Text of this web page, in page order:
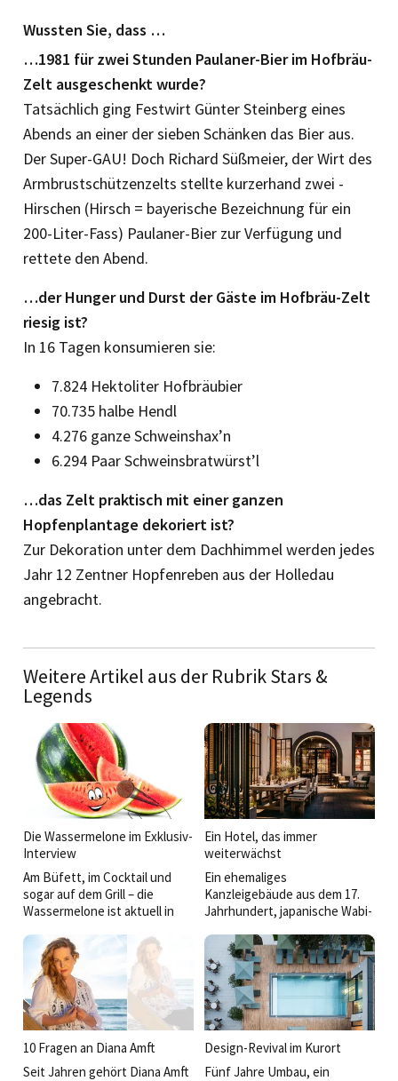
Wussten Sie, dass …
…1981 für zwei Stunden ­Paulaner-Bier im Hofbräu-
Zelt ausgeschenkt wurde?
Tatsächlich ging Festwirt Günter Steinberg eines
Abends an einer der sieben Schänken das Bier aus.
Der Super-GAU! Doch Richard Süßmeier, der Wirt des
Armbrustschützenzelts stellte kurzerhand zwei ­
Hirschen (Hirsch = bayerische Bezeichnung für ein
200-Liter-Fass) Paulaner-Bier zur Verfügung und
rettete den Abend.
…der Hunger und Durst der Gäste im Hofbräu-Zelt
riesig ist?
In 16 Tagen konsumieren sie:
7.824 Hektoliter Hofbräubier
70.735 halbe Hendl
4.276 ganze Schweinshax’n
6.294 Paar Schweinsbratwürst’l
…das Zelt praktisch mit einer ganzen
Hopfenplantage dekoriert ist?
Zur Dekoration unter dem Dachhimmel werden jedes
Jahr 12 Zentner Hopfen­reben aus der Holledau
angebracht.
Weitere Artikel aus der Rubrik Stars &
Legends
Die Wassermelone im Exklusiv-
Interview
Am Büfett, im Cocktail und
sogar auf dem Grill – die
Wassermelone ist aktuell in
Im Gespräch verrät sie mehr
über ihren Aufstieg zur ­
beliebtesten Sommerfrucht
der Welt.
Ein Hotel, das immer
weiterwächst
Ein ehemaliges
Kanzleigebäude aus dem 17.
Jahrhundert, japanische Wabi-
japanische Sterneküche und
eine Gastgeberfamilie mit
Vision: Das PURS Luxury
Boutique Hotel & Restaurant
in Andernach ist vieles
zugleich – Boutiquehotel,
Designobjekt und
kulinarischer Sehnsuchtsort.
10 Fragen an Diana Amft
Seit Jahren gehört Diana Amft
Design-Revival im Kurort
Fünf Jahre Umbau, ein